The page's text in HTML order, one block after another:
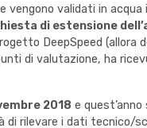
vengono validati in
di estensione
DeepSpeed (allora
di valutazione, ha
2018 e
di rilevare i dati tecnico/